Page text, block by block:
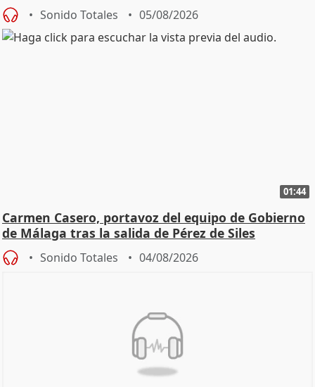
Sonido Totales 05/08/2026
01:44
Carmen Casero, portavoz del equipo de Gobierno
de Málaga tras la salida de Pérez de Siles
Sonido Totales 04/08/2026